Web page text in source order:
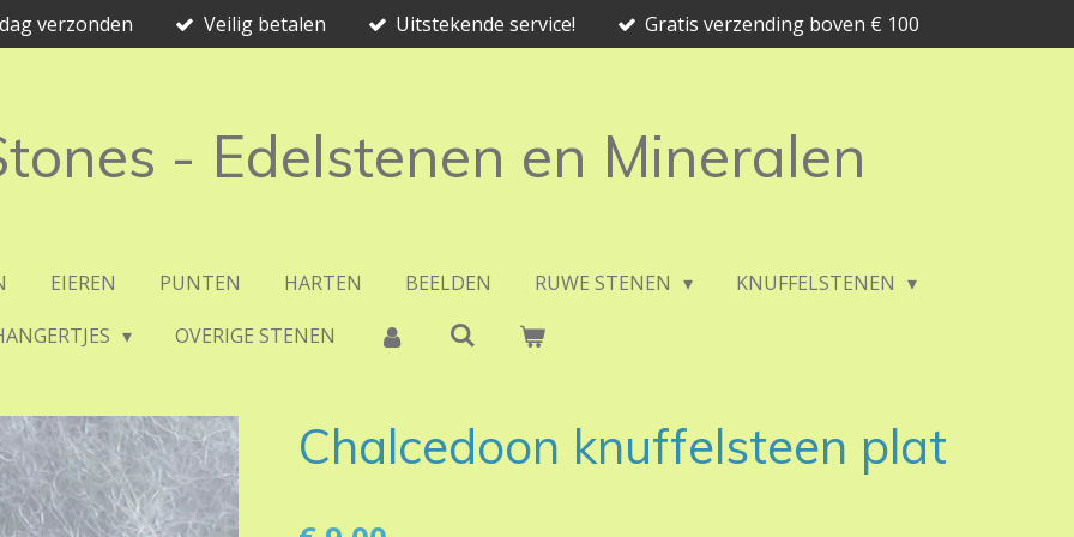
verzonden Veilig betalen Uitstekende service! Gratis verzending boven € 100
- Edelstenen en Mineralen
EIEREN PUNTEN HARTEN BEELDEN RUWE STENEN
KNUFFELSTENEN
OVERIGE STENEN
Chalcedoon knuffelsteen plat